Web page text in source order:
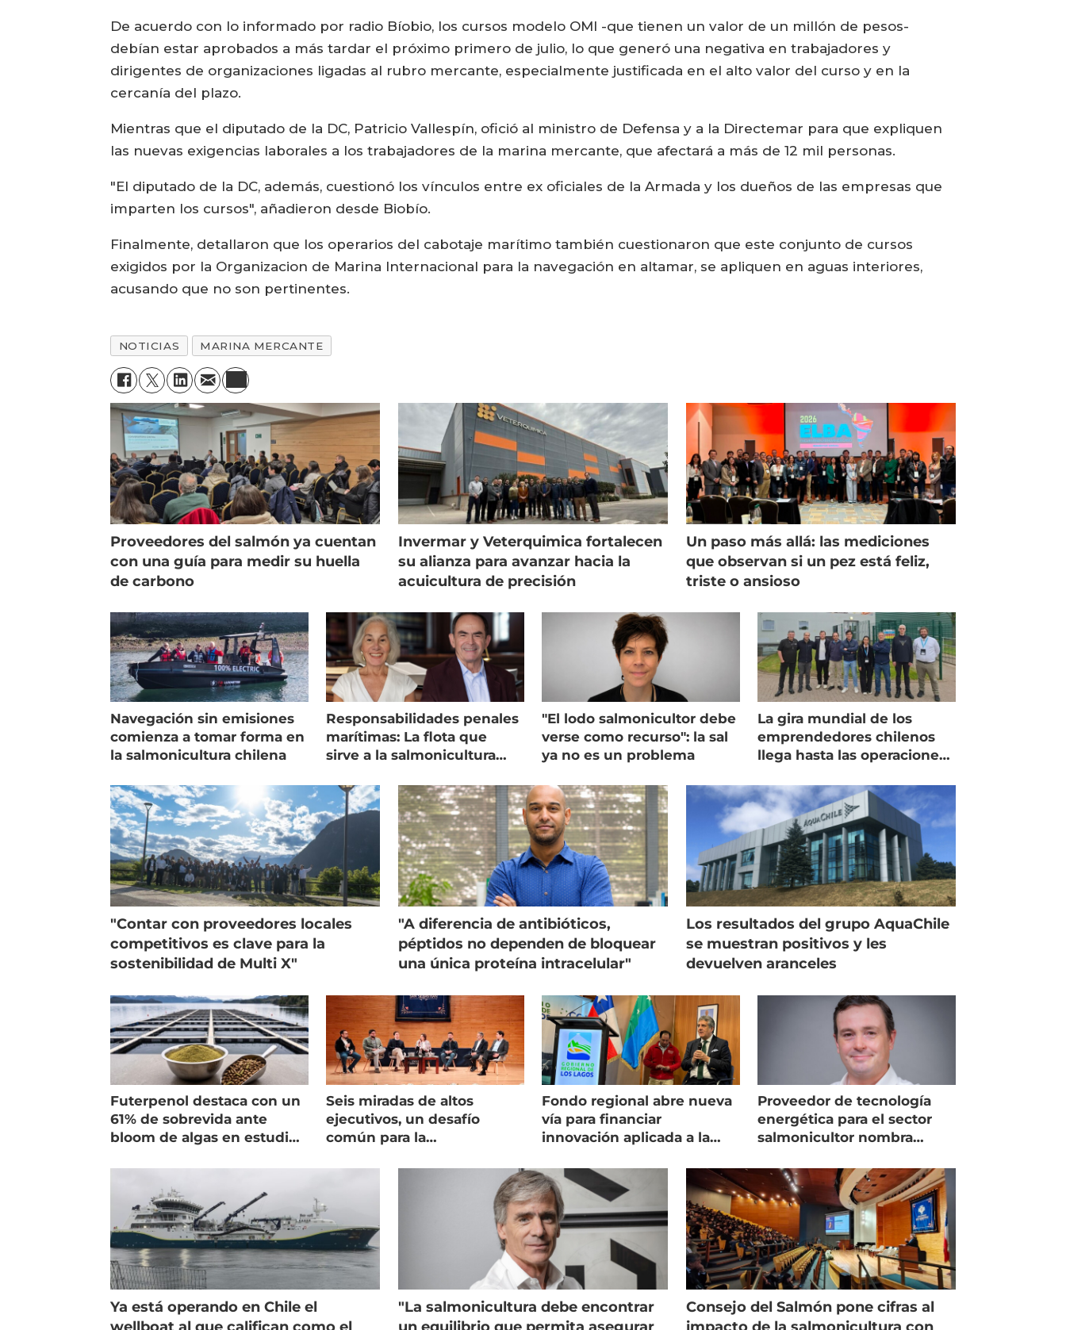
De acuerdo con lo informado por radio Bíobio, los cursos modelo OMI -que tienen un valor de un millón de pesos-
debían estar aprobados a más tardar el próximo primero de julio, lo que generó una negativa en trabajadores y
dirigentes de organizaciones ligadas al rubro mercante, especialmente justificada en el alto valor del curso y en la
cercanía del plazo.
Mientras que el diputado de la DC, Patricio Vallespín, ofició al ministro de Defensa y a la Directemar para que expliquen
las nuevas exigencias laborales a los trabajadores de la marina mercante, que afectará a más de 12 mil personas.
"El diputado de la DC, además, cuestionó los vínculos entre ex oficiales de la Armada y los dueños de las empresas que
imparten los cursos", añadieron desde Biobío.
Finalmente, detallaron que los operarios del cabotaje marítimo también cuestionaron que este conjunto de cursos
exigidos por la Organizacion de Marina Internacional para la navegación en altamar, se apliquen en aguas interiores,
acusando que no son pertinentes.
NOTICIAS MARINA MERCANTE
Proveedores del salmón ya cuentan
con una guía para medir su huella
de carbono
Invermar y Veterquimica fortalecen
su alianza para avanzar hacia la
acuicultura de precisión
Un paso más allá: las mediciones
que observan si un pez está feliz,
triste o ansioso
Navegación sin emisiones
comienza a tomar forma en
la salmonicultura chilena
Responsabilidades penales
marítimas: La flota que
sirve a la salmonicultura
"El lodo salmonicultor debe
verse como recurso": la sal
ya no es un problema
La gira mundial de los
emprendedores chilenos
llega hasta las operaciones
"Contar con proveedores locales
competitivos es clave para la
sostenibilidad de Multi X"
"A diferencia de antibióticos,
péptidos no dependen de bloquear
una única proteína intracelular"
Los resultados del grupo AquaChile
se muestran positivos y les
devuelven aranceles
Futerpenol destaca con un
61% de sobrevida ante
bloom de algas en estudio
Seis miradas de altos
ejecutivos, un desafío
común para la
Fondo regional abre nueva
vía para financiar
innovación aplicada a la
Proveedor de tecnología
energética para el sector
salmonicultor nombra
Ya está operando en Chile el
"La salmonicultura debe encontrar
Consejo del Salmón pone cifras al